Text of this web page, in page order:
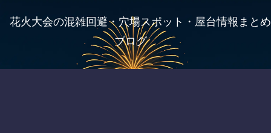
花火大会の混雑回避・穴場スポット・屋台情報まとめ
ブログ